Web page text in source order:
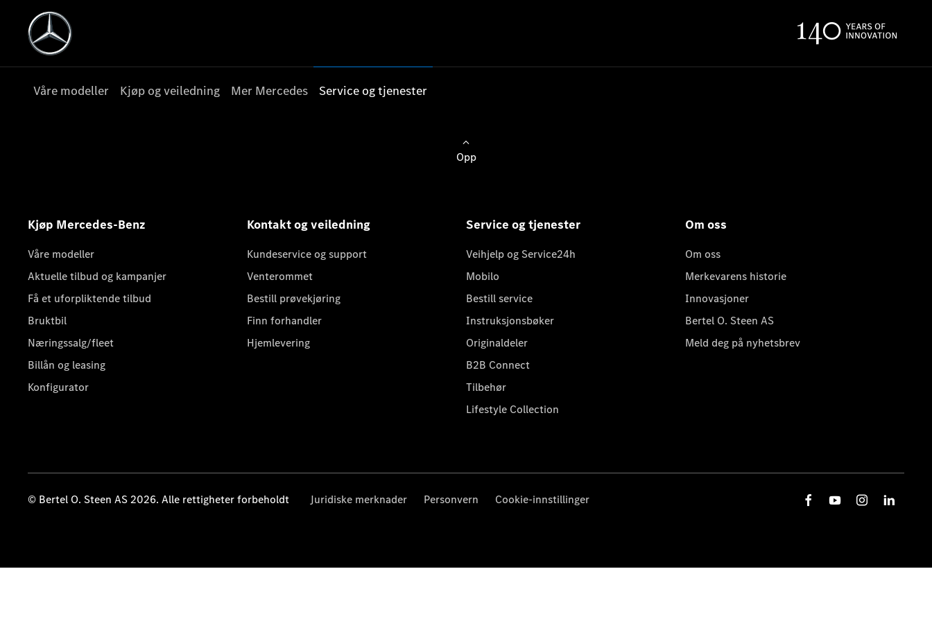
Våre modeller Kjøp og veiledning Mer Mercedes Service og tjenester
Opp
Kjøp Mercedes-Benz
Våre modeller
Aktuelle tilbud og kampanjer
Få et uforpliktende tilbud
Bruktbil
Næringssalg/fleet
Billån og leasing
Konfigurator
Kontakt og veiledning
Kundeservice og support
Venterommet
Bestill prøvekjøring
Finn forhandler
Hjemlevering
Service og tjenester
Veihjelp og Service24h
Mobilo
Bestill service
Instruksjonsbøker
Originaldeler
B2B Connect
Tilbehør
Lifestyle Collection
Om oss
Om oss
Merkevarens historie
Innovasjoner
Bertel O. Steen AS
Meld deg på nyhetsbrev
© Bertel O. Steen AS 2026. Alle rettigheter forbeholdt Juridiske merknader Personvern Cookie-innstillinger